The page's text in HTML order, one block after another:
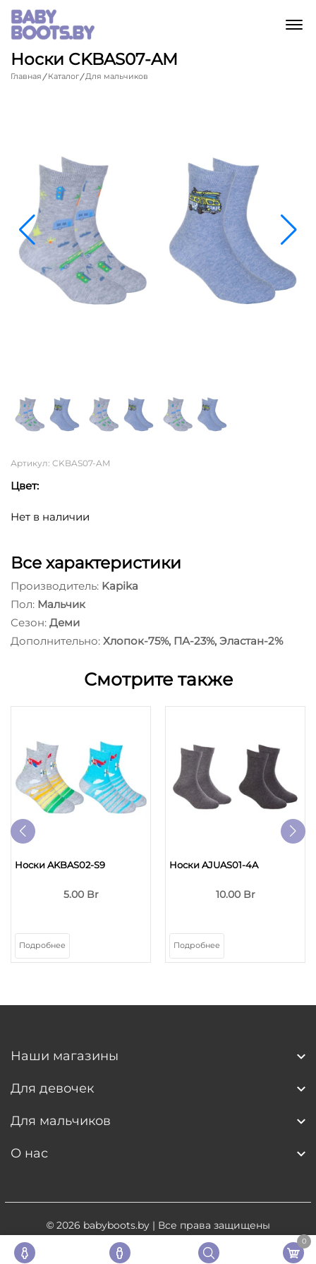
0
Носки CKBAS07-AM
Главная Каталог Для мальчиков
Артикул: CKBAS07-AM
Цвет:
Нет в наличии
Все характеристики
Производитель: Kapika
Пол: Мальчик
Сезон: Деми
Дополнительно: Хлопок-75%, ПА-23%, Эластан-2%
Смотрите также
Носки AKBAS02-S9
5.00 Br
Подробнее
Носки AJUAS01-4A
10.00 Br
Подробнее
Наши магазины
Для девочек
Для мальчиков
О нас
© 2026 babyboots.by| Все права защищены
Разработка сайта - 5digital.by